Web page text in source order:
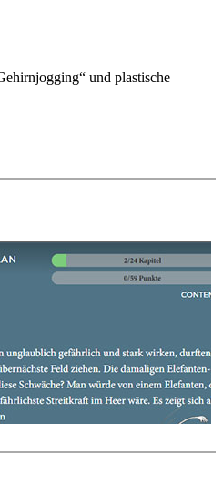
und plastische
unterhaltsame
das Angebot ab. Zusätzlich